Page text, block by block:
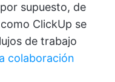
supuesto, de
ClickUp se
de trabajo
colaboración